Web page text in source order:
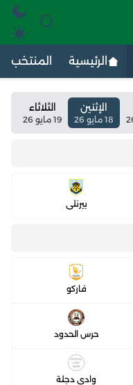
الرئيسية المنتخب
الإثنين
18 مايو 26
الثلاثاء
19 مايو 26
بيرنلي
فاركو
حرس الحدود
وادي دجلة